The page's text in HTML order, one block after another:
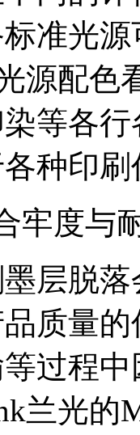
准光
源配
等各
种印
牢度与
脱落
质量
过程
兰光的